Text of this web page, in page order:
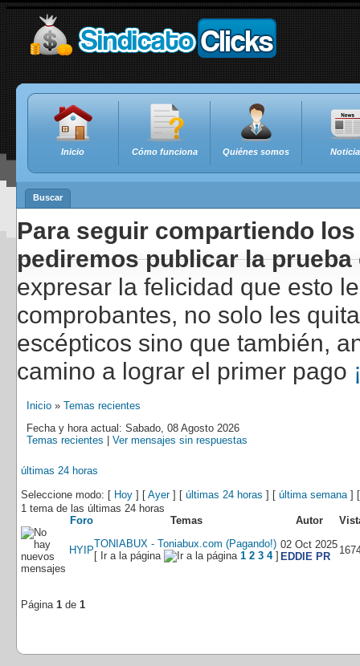
Inicio Cómo funciona Quiénes somos
Buscar
Para seguir compartiendo
pediremos publicar la
expresar la felicidad que esto
comprobantes, no solo les
escépticos sino que también,
camino a lograr el primer pago
Inicio » Temas recientes
Fecha y hora actual: Sabado, 08 Agosto 2026
Temas recientes
Ver mensajes sin respuestas
últimas 24 horas
Seleccione modo: [ Hoy ] [ Ayer] [ últimas 24 horas ] [ última semana]
1 tema de las últimas 24 horas
Foro
Temas Autor
HYIP
TONIABUX - Toniabux.com (Pagando!)
[ Ir a la página
1 2 3 4]
02 Oct 2025
EDDIE PR
Página 1 de 1